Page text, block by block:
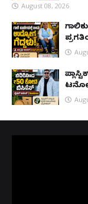
August 08, 2026